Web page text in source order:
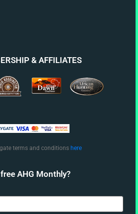
& AFFILIATES
terms and conditions here
AHG Monthly?